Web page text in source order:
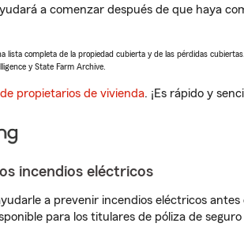
a comenzar después de que haya
lista completa de la propiedad cubierta y de las pérdidas cubiertas.
y State Farm Archive.
propietarios de vivienda. ¡Es rápido y
incendios eléctricos
a prevenir incendios eléctricos
para los titulares de póliza de